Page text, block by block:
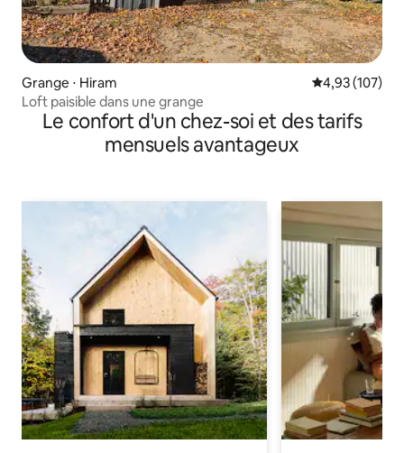
Grange ⋅ Hiram Évaluation
4,93 (107)
Loft paisible dans une grange
Le confort d'un chez-soi et des tarifs
mensuels avantageux